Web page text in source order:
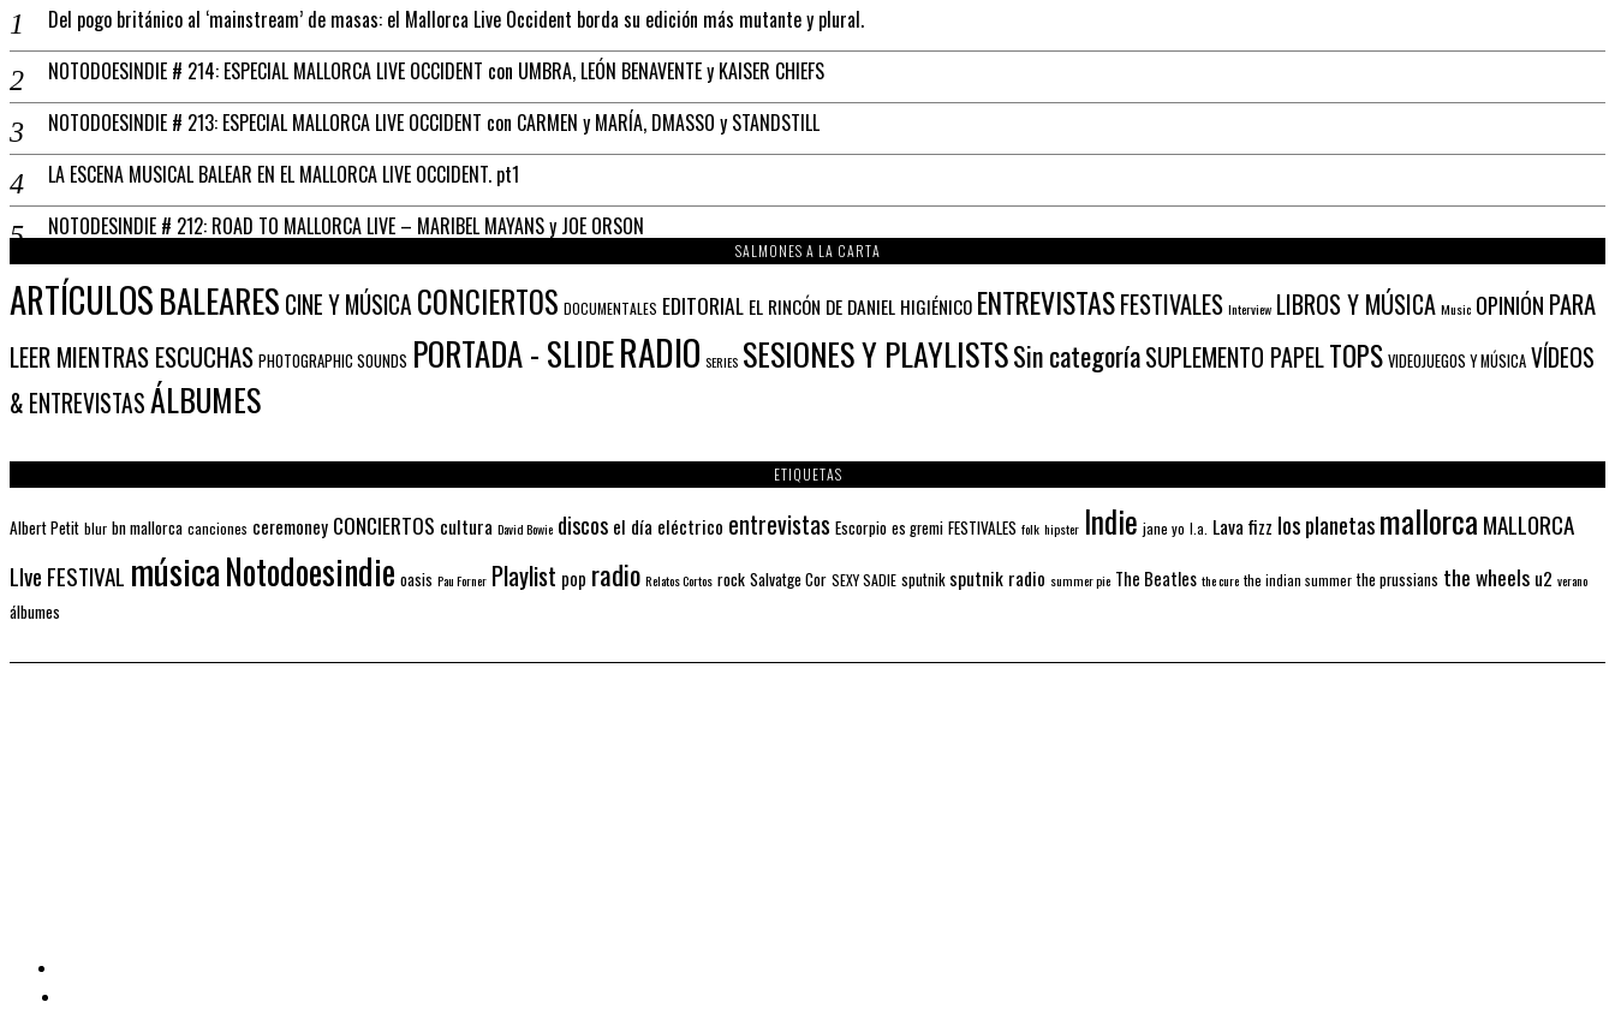
Del pogo británico al ‘mainstream’ de masas: el Mallorca Live Occident borda su edición más mutante y plural.
NOTODOESINDIE # 214: ESPECIAL MALLORCA LIVE OCCIDENT con UMBRA, LEÓN BENAVENTE y KAISER CHIEFS
NOTODOESINDIE # 213: ESPECIAL MALLORCA LIVE OCCIDENT con CARMEN y MARÍA, DMASSO y STANDSTILL
LA ESCENA MUSICAL BALEAR EN EL MALLORCA LIVE OCCIDENT. pt1
NOTODESINDIE # 212: ROAD TO MALLORCA LIVE – MARIBEL MAYANS y JOE ORSON
SALMONES A LA CARTA
ARTÍCULOSBALEARES CINE Y MÚSICA CONCIERTOS DOCUMENTALES EDITORIAL EL RINCÓN DE DANIEL HIGIÉNICO ENTREVISTASFESTIVALES Interview LIBROS Y MÚSICA Music OPINIÓN PARA
LEER MIENTRAS ESCUCHAS PHOTOGRAPHIC SOUNDS PORTADA - SLIDERADIO SERIES SESIONES Y PLAYLISTSSin categoríaSUPLEMENTO PAPELTOPS VIDEOJUEGOS Y MÚSICA VÍDEOS
& ENTREVISTASÁLBUMES
ETIQUETAS
Albert Petit blur bn mallorca canciones ceremoney CONCIERTOS cultura David Bowie discos el día eléctrico entrevistas Escorpio es gremi FESTIVALES folk hipster Indie jane yo l.a. Lava fizz los planetasmallorca MALLORCA
LIve FESTIVAL músicaNotodoesindie oasis Pau Forner Playlist pop radio Relatos Cortos rock Salvatge Cor SEXY SADIE sputnik sputnik radio summer pie The Beatles the cure the indian summer the prussians the wheels u2 verano
álbumes